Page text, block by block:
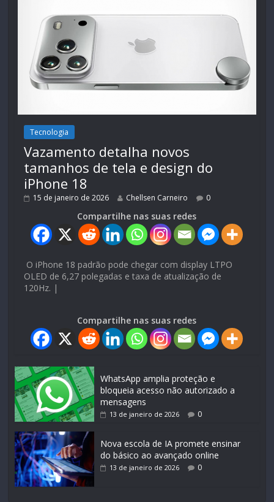
Tecnologia
Vazamento detalha novos
tamanhos de tela e design do
iPhone 18
15 de janeiro de 2026 Chellsen Carneiro 0
Compartilhe nas suas redes
O iPhone 18 padrão pode chegar com display LTPO
OLED de 6,27 polegadas e taxa de atualização de
120Hz. |
Compartilhe nas suas redes
WhatsApp amplia proteção e
bloqueia acesso não autorizado a
mensagens
13 de janeiro de 2026 0
Nova escola de IA promete ensinar
do básico ao avançado online
13 de janeiro de 2026 0